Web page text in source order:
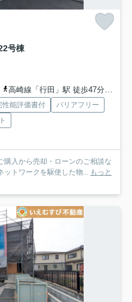
2号棟
高崎線「行田」駅 徒歩47分
性能評価書付
バリアフリー
購入から売却・ローンのご相談な
ットワークを駆使した物... もっと